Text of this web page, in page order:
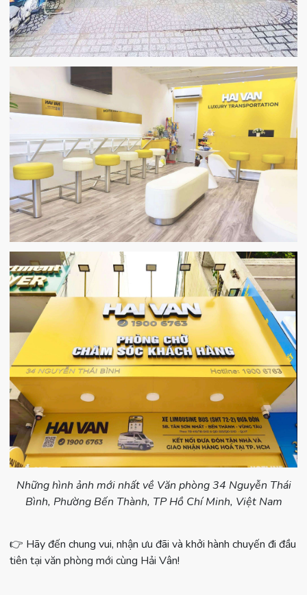
Những hình ảnh mới nhất về Văn phòng 34 Nguyễn Thái
Bình, Phường Bến Thành, TP Hồ Chí Minh, Việt Nam
👉 Hãy đến chung vui, nhận ưu đãi và khởi hành chuyến đi đầu
tiên tại văn phòng mới cùng Hải Vân!